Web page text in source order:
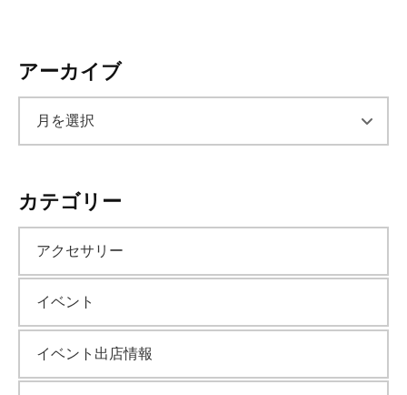
アーカイブ
カテゴリー
アクセサリー
イベント
イベント出店情報